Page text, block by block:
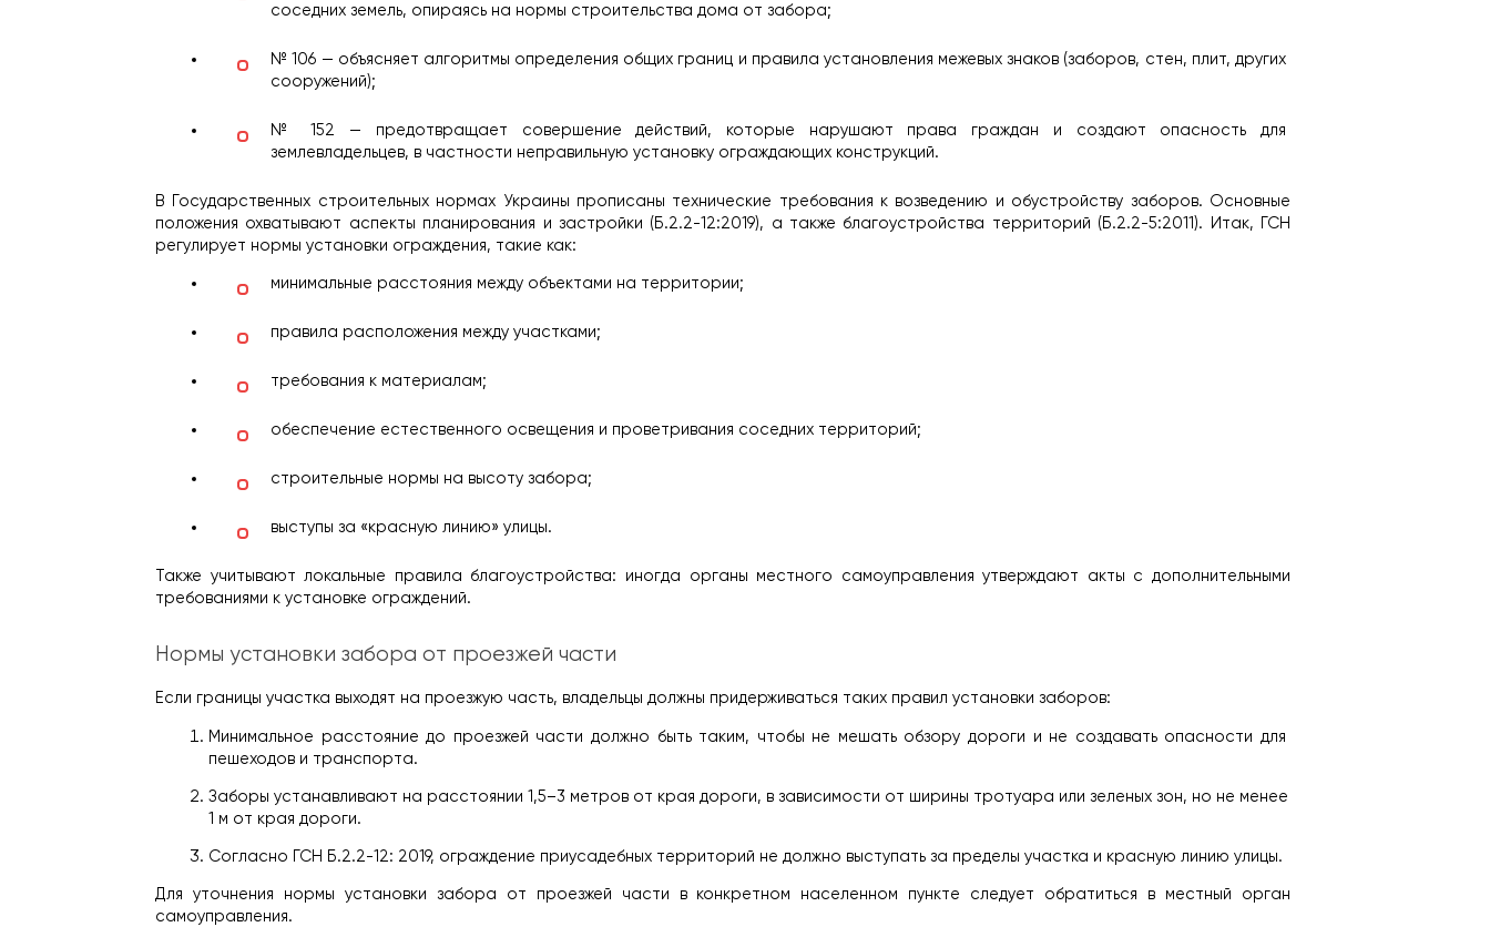
соседних земель, опираясь на нормы строительства дома от забора;
№ 106 — объясняет алгоритмы определения общих границ и правила установления межевых знаков (заборов, стен, плит, других
сооружений);
№ 152 — предотвращает совершение действий, которые нарушают права граждан и создают опасность для
землевладельцев, в частности неправильную установку ограждающих конструкций.
В Государственных строительных нормах Украины прописаны технические требования к возведению и обустройству заборов. Основные
положения охватывают аспекты планирования и застройки (Б.2.2-12:2019), а также благоустройства территорий (Б.2.2-5:2011). Итак, ГСН
регулирует нормы установки ограждения, такие как:
минимальные расстояния между объектами на территории;
правила расположения между участками;
требования к материалам;
обеспечение естественного освещения и проветривания соседних территорий;
строительные нормы на высоту забора;
выступы за «красную линию» улицы.
Также учитывают локальные правила благоустройства: иногда органы местного самоуправления утверждают акты с дополнительными
требованиями к установке ограждений.
Нормы установки забора от проезжей части
Если границы участка выходят на проезжую часть, владельцы должны придерживаться таких правил установки заборов:
Минимальное расстояние до проезжей части должно быть таким, чтобы не мешать обзору дороги и не создавать опасности для
пешеходов и транспорта.
Заборы устанавливают на расстоянии 1,5–3 метров от края дороги, в зависимости от ширины тротуара или зеленых зон, но не менее
1 м от края дороги.
Согласно ГСН Б.2.2-12: 2019, ограждение приусадебных территорий не должно выступать за пределы участка и красную линию улицы.
Для уточнения нормы установки забора от проезжей части в конкретном населенном пункте следует обратиться в местный орган
самоуправления.